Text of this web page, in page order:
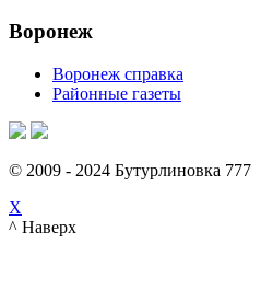
Воронеж
Воронеж справка
Районные газеты
© 2009 - 2024 Бутурлиновка 777
X
^ Наверх